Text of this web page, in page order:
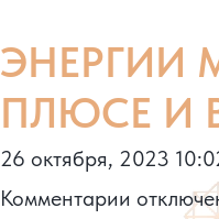
СУДЬБЫ
ЭНЕРГИИ
ПЛЮСЕ И
26 октября, 2023
Комментарии к